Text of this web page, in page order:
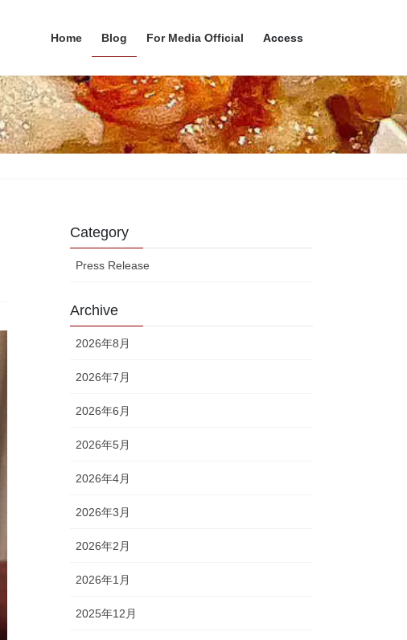
Home Blog For Media Official Access
Category
Press Release
Archive
2026年8月
2026年7月
2026年6月
2026年5月
2026年4月
2026年3月
2026年2月
2026年1月
2025年12月